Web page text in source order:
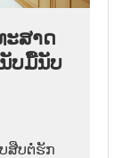
ສາດ​
ບ​ມື້​ນັບ​
ສືບ​ຕໍ່​ຮັກ​